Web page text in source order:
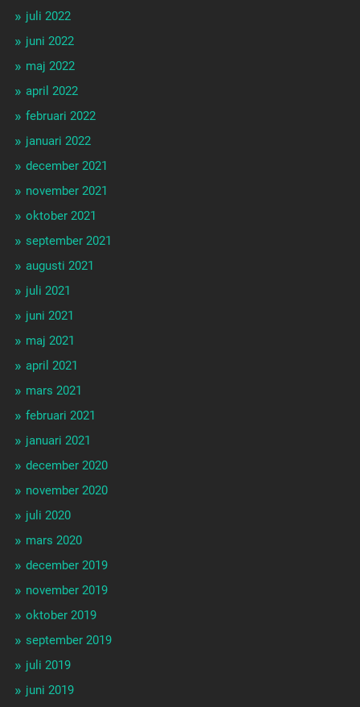
juli 2022
juni 2022
maj 2022
april 2022
februari 2022
januari 2022
december 2021
november 2021
oktober 2021
september 2021
augusti 2021
juli 2021
juni 2021
maj 2021
april 2021
mars 2021
februari 2021
januari 2021
december 2020
november 2020
juli 2020
mars 2020
december 2019
november 2019
oktober 2019
september 2019
juli 2019
juni 2019